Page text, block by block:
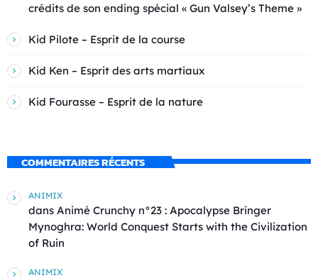
crédits de son ending spécial « Gun Valsey’s Theme »
Kid Pilote – Esprit de la course
Kid Ken – Esprit des arts martiaux
Kid Fourasse – Esprit de la nature
COMMENTAIRES RÉCENTS
ANIMIX
dans Animé Crunchy n°23 : Apocalypse Bringer
Mynoghra: World Conquest Starts with the Civilization
of Ruin
ANIMIX